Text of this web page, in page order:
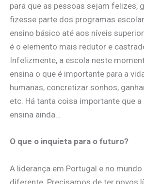
para que as pessoas sejam felizes,
fizesse parte dos programas
ensino básico até aos níveis
é o elemento mais redutor e
Infelizmente, a escola neste
ensina o que é importante para a
humanas, concretizar sonhos,
etc. Há tanta coisa importante que a
ensina ainda…
O que o inquieta para o futuro?
​A liderança em Portugal e no
diferente. Precisamos de ter novos